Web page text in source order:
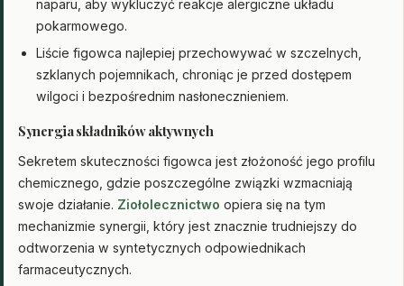
naparu, aby wykluczyć reakcje alergiczne układu
pokarmowego.
Liście figowca najlepiej przechowywać w szczelnych,
szklanych pojemnikach, chroniąc je przed dostępem
wilgoci i bezpośrednim nasłonecznieniem.
Synergia składników aktywnych
Sekretem skuteczności figowca jest złożoność jego profilu
chemicznego, gdzie poszczególne związki wzmacniają
swoje działanie. Ziołolecznictwo opiera się na tym
mechanizmie synergii, który jest znacznie trudniejszy do
odtworzenia w syntetycznych odpowiednikach
farmaceutycznych.